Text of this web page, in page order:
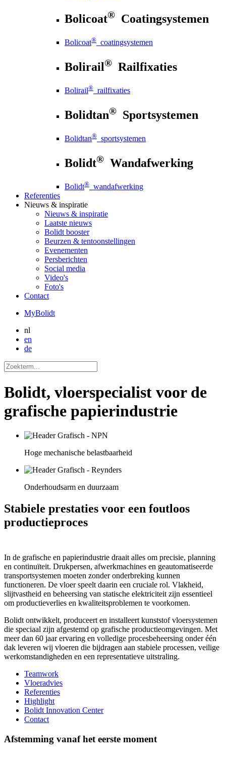
Bolicoat® Coatingsystemen
Bolicoat® coatingsystemen
Bolirail® Railfixaties
Bolirail® railfixaties
Bolidtan® Sportsystemen
Bolidtan® sportsystemen
Bolidt® Wandafwerking
Bolidt® wandafwerking
Referenties
Nieuws & inspiratie
Nieuws & inspiratie
Laatste nieuws
Bolidt booster
Beurzen & tentoonstellingen
Evenementen
Persberichten
Social media
Video's
Foto's
Contact
MyBolidt
nl
en
de
Bolidt, vloerspecialist voor de
grafische papierindustrie
Hoge mechanische belastbaarheid
Onderhoudsarm en duurzaam
Stabiele prestaties voor een foutloos
productieproces
In de grafische en papierindustrie draait alles om precisie, planning
en continuïteit. Drukpersen, afwerkmachines en geautomatiseerde
transportsystemen moeten zonder onderbreking kunnen
functioneren. De vloer speelt daarin een cruciale rol. Vlakheid,
slijtvastheid en beheersing van statische elektriciteit zijn essentieel
om productieverlies en kwaliteitsproblemen te voorkomen.
Bolidt ontwikkelt, produceert en installeert kunststof vloersystemen
die speciaal zijn afgestemd op grafische productieomgevingen. Met
meer dan 60 jaar ervaring en volledige procesbeheersing onder één
dak leveren wij vloeren die bijdragen aan stabiele processen, veilige
werkomstandigheden en een representatieve uitstraling.
Teamwork
Vloeradvies
Referenties
Highlight
Bolidt Innovation Center
Contact
Afstemming vanaf het eerste moment